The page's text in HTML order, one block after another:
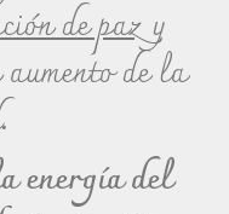
de paz y
de la
energía del